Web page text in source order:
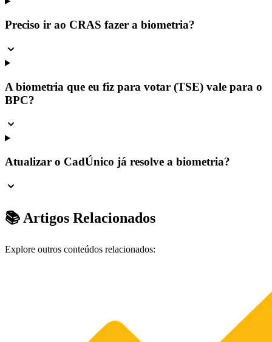
Preciso ir ao CRAS fazer a biometria?
A biometria que eu fiz para votar (TSE) vale para o
BPC?
Atualizar o CadÚnico já resolve a biometria?
📚 Artigos Relacionados
Explore outros conteúdos relacionados: